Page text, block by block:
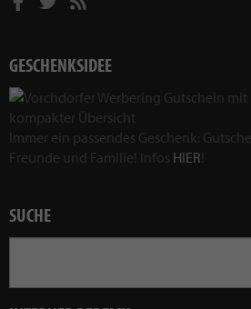
GESCHENKSIDEE
Immer ein passendes Geschenk:
Freunde und Familie! Infos HIER!
SUCHE